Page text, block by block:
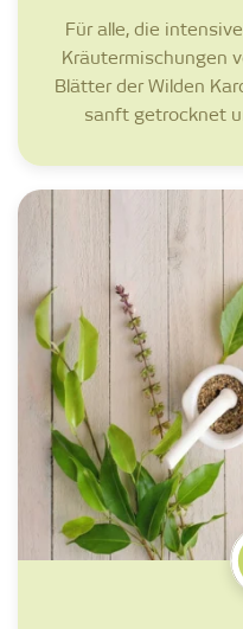
Für alle, die
Kräutermischungen
Blätter der Wilden
sanft getrocknet